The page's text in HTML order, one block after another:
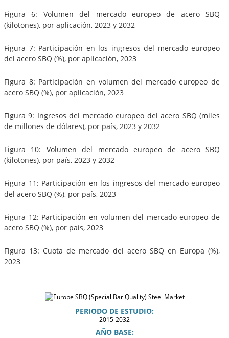
Figura 6: Volumen del mercado europeo de acero SBQ
(kilotones), por aplicación, 2023 y 2032
Figura 7: Participación en los ingresos del mercado europeo
del acero SBQ (%), por aplicación, 2023
Figura 8: Participación en volumen del mercado europeo de
acero SBQ (%), por aplicación, 2023
Figura 9: Ingresos del mercado europeo del acero SBQ (miles
de millones de dólares), por país, 2023 y 2032
Figura 10: Volumen del mercado europeo de acero SBQ
(kilotones), por país, 2023 y 2032
Figura 11: Participación en los ingresos del mercado europeo
del acero SBQ (%), por país, 2023
Figura 12: Participación en volumen del mercado europeo de
acero SBQ (%), por país, 2023
Figura 13: Cuota de mercado del acero SBQ en Europa (%),
2023
PERIODO DE ESTUDIO:
2015-2032
AÑO BASE: